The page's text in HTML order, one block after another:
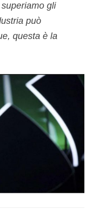
gli
può
questa è la